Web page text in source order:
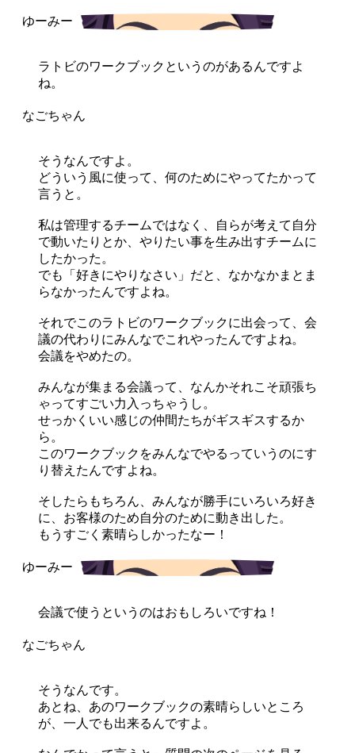
ラトビのワークブックというのがあるんですよ
ね。
そうなんですよ。
どういう風に使って、何のためにやってたかって
言うと。
私は管理するチームではなく、自らが考えて自分
で動いたりとか、やりたい事を生み出すチームに
したかった。
でも「好きにやりなさい」だと、なかなかまとま
らなかったんですよね。
それでこのラトビのワークブックに出会って、会
議の代わりにみんなでこれやったんですよね。
会議をやめたの。
みんなが集まる会議って、なんかそれこそ頑張ち
ゃってすごい力入っちゃうし。
せっかくいい感じの仲間たちがギスギスするか
ら。
このワークブックをみんなでやるっていうのにす
り替えたんですよね。
そしたらもちろん、みんなが勝手にいろいろ好き
に、お客様のため自分のために動き出した。
もうすごく素晴らしかったなー！
会議で使うというのはおもしろいですね！
そうなんです。
あとね、あのワークブックの素晴らしいところ
が、一人でも出来るんですよ。